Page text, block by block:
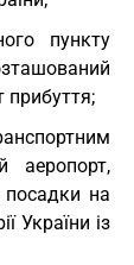
пункту
прибуття;
аеропорт,
посадки на
України із